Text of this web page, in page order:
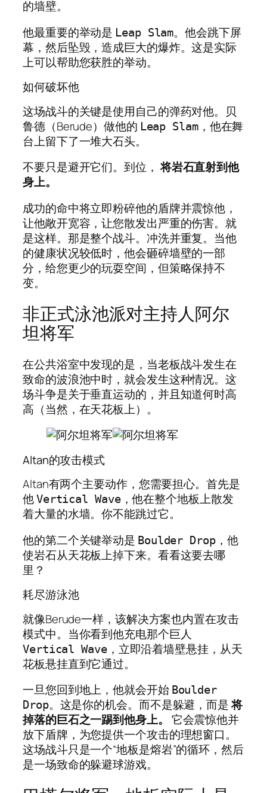
的墙壁。
他最重要的举动是 Leap Slam。他会跳下屏
幕，然后坠毁，造成巨大的爆炸。这是实际
上可以帮助您获胜的举动。
如何破坏他
这场战斗的关键是使用自己的弹药对他。贝
鲁德（Berude）做他的 Leap Slam，他在舞
台上留下了一堆大石头。
不要只是避开它们。到位，将岩石直射到他
身上。
成功的命中将立即粉碎他的盾牌并震惊他，
让他敞开宽容，让您散发出严重的伤害。就
是这样。那是整个战斗。冲洗并重复。当他
的健康状况较低时，他会砸碎墙壁的一部
分，给您更少的玩耍空间，但策略保持不
变。
非正式泳池派对主持人阿尔
坦将军
在公共浴室中发现的是，当老板战斗发生在
致命的波浪池中时，就会发生这种情况。这
场斗争是关于垂直运动的，并且知道何时高
高（当然，在天花板上）。
Altan的攻击模式
Altan有两个主要动作，您需要担心。首先是
他Vertical Wave，他在整个地板上散发
着大量的水墙。你不能跳过它。
他的第二个关键举动是 Boulder Drop，他
使岩石从天花板上掉下来。看看这要去哪
里？
耗尽游泳池
就像Berude一样，该解决方案也内置在攻击
模式中。当你看到他充电那个巨人
Vertical Wave，立即沿着墙壁悬挂，从天
花板悬挂直到它通过。
一旦您回到地上，他就会开始 Boulder
Drop。这是你的机会。而不是躲避，而是将
掉落的巨石之一踢到他身上。
它会震惊他并
放下盾牌，为您提供一个攻击的理想窗口。
这场战斗只是一个“地板是熔岩”的循环，然后
是一场致命的躲避球游戏。